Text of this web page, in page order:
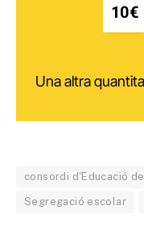
10€
Una altra
consordi d'Educació
Segregació escolar